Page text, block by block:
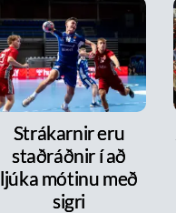
Strákarnir eru
staðráðnir í að
ljúka mótinu með
sigri